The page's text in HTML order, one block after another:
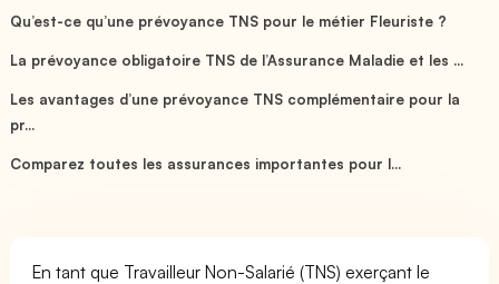
Qu’est-ce qu’une prévoyance TNS pour le métier Fleuriste ?
La prévoyance obligatoire TNS de l’Assurance Maladie et les ...
Les avantages d’une prévoyance TNS complémentaire pour la
pr...
Comparez toutes les assurances importantes pour l...
En tant que Travailleur Non-Salarié (TNS) exerçant le